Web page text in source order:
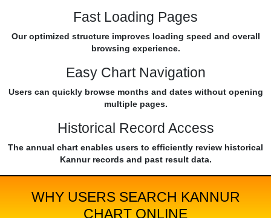
Fast Loading Pages
Our optimized structure improves loading speed and overall
browsing experience.
Easy Chart Navigation
Users can quickly browse months and dates without opening
multiple pages.
Historical Record Access
The annual chart enables users to efficiently review historical
Kannur records and past result data.
WHY USERS SEARCH KANNUR
CHART ONLINE